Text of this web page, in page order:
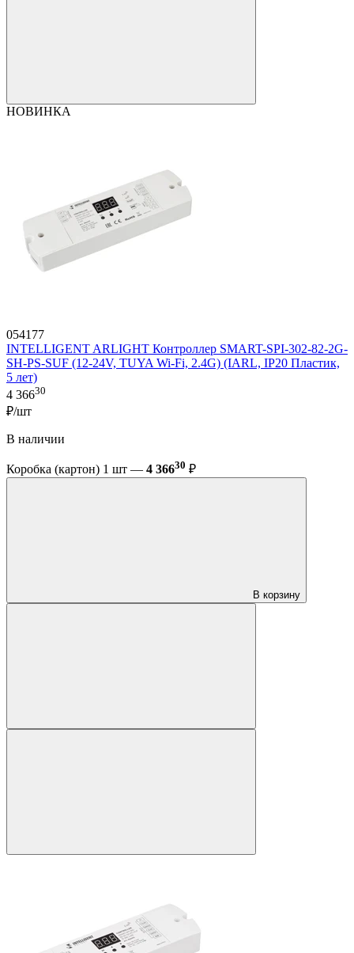
НОВИНКА
054177
INTELLIGENT ARLIGHT Контроллер SMART-SPI-302-82-2G-
SH-PS-SUF (12-24V, TUYA Wi-Fi, 2.4G) (IARL, IP20 Пластик,
5 лет)
4 36630
₽/шт
В наличии
Коробка (картон) 1 шт — 4 36630 ₽
В корзину